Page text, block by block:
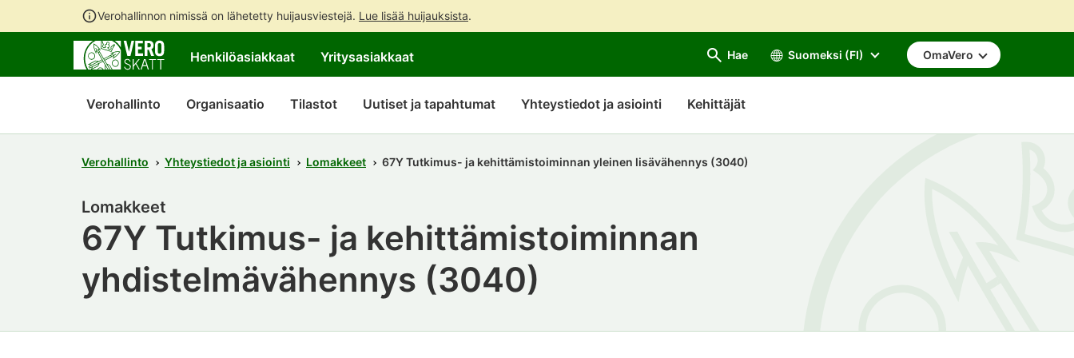
Verohallinnon nimissä on lähetetty huijausviestejä. Lue lisää huijauksista.
sisältöön
sivuston
hakuun
Henkilöasiakkaat Yritysasiakkaat Hae Suomeksi (FI) OmaVero
Verohallinto Organisaatio Tilastot Uutiset ja tapahtumat Yhteystiedot ja asiointi Kehittäjät
Verohallinto Yhteystiedot ja asiointi Lomakkeet 67Y Tutkimus- ja kehittämistoiminnan yleinen lisävähennys (3040)
67Y Tutkimus- ja kehittämistoiminnan
yhdistelmävähennys (3040)
Lomakkeet